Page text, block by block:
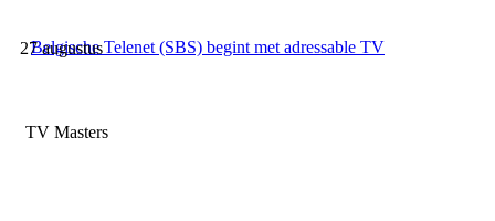
Belgische Telenet (SBS) begint met adressable TV
27 augustus
TV Masters